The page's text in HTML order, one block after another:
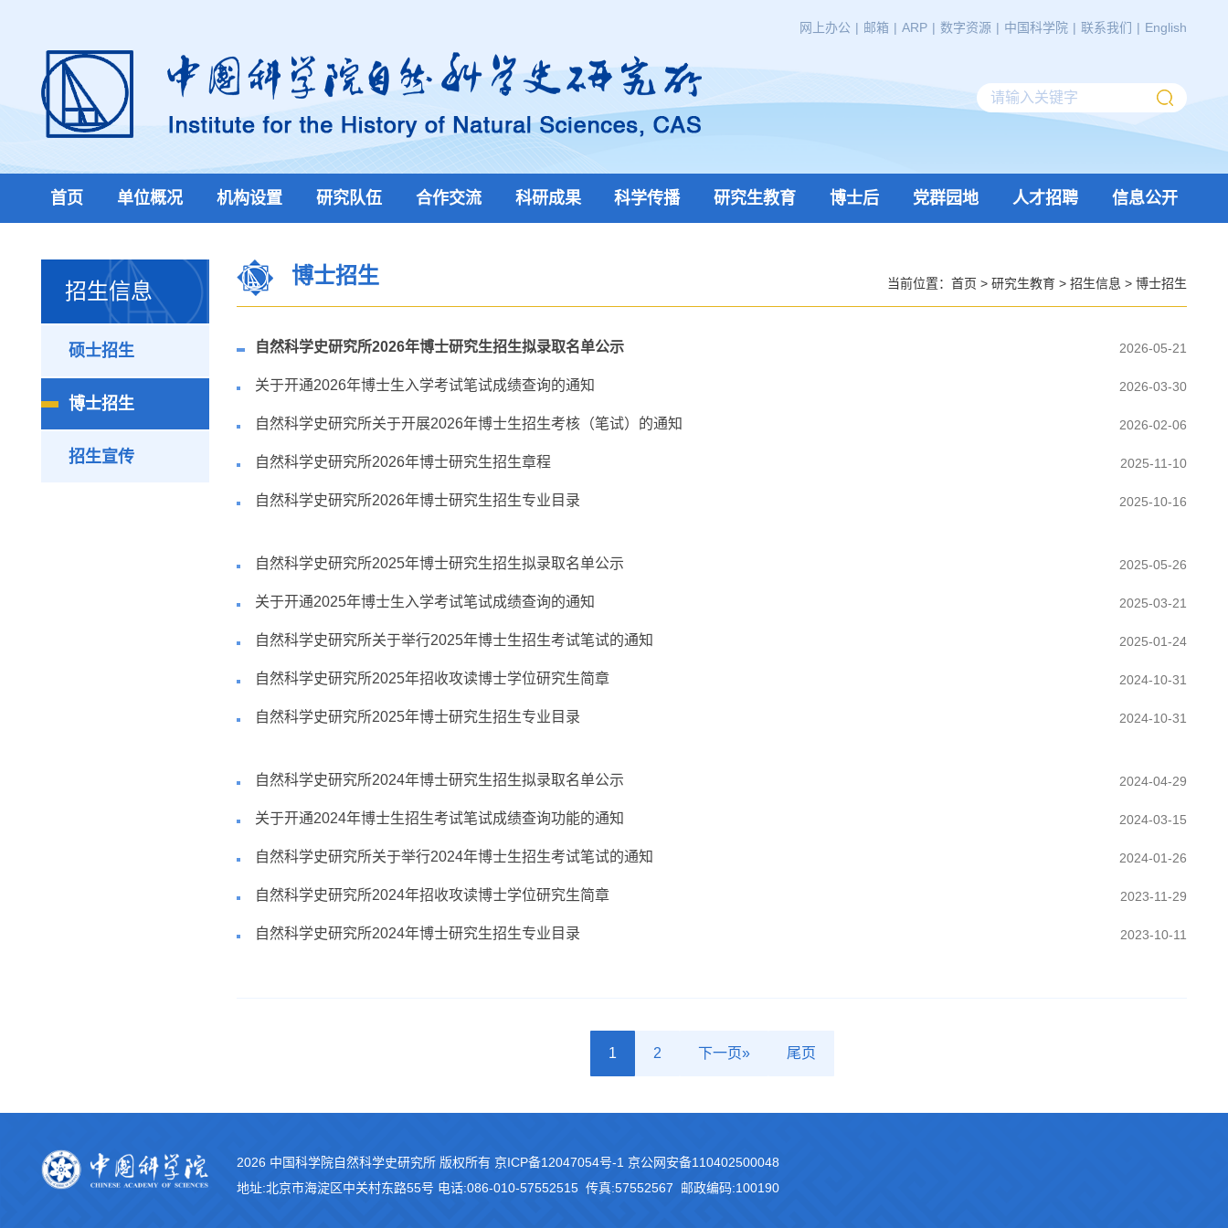
网上办公 | 邮箱 | ARP | 数字资源 | 中国科学院 | 联系我们 | English
首页 单位概况 机构设置 研究队伍 合作交流 科研成果 科学传播 研究生教育 博士后 党群园地 人才招聘 信息公开
招生信息
硕士招生
博士招生
招生宣传
博士招生 当前位置： 首页 > 研究生教育 > 招生信息 > 博士招生
自然科学史研究所2026年博士研究生招生拟录取名单公示 2026-05-21
关于开通2026年博士生入学考试笔试成绩查询的通知 2026-03-30
自然科学史研究所关于开展2026年博士生招生考核（笔试）的通知 2026-02-06
自然科学史研究所2026年博士研究生招生章程 2025-11-10
自然科学史研究所2026年博士研究生招生专业目录 2025-10-16
自然科学史研究所2025年博士研究生招生拟录取名单公示 2025-05-26
关于开通2025年博士生入学考试笔试成绩查询的通知 2025-03-21
自然科学史研究所关于举行2025年博士生招生考试笔试的通知 2025-01-24
自然科学史研究所2025年招收攻读博士学位研究生简章 2024-10-31
自然科学史研究所2025年博士研究生招生专业目录 2024-10-31
自然科学史研究所2024年博士研究生招生拟录取名单公示 2024-04-29
关于开通2024年博士生招生考试笔试成绩查询功能的通知 2024-03-15
自然科学史研究所关于举行2024年博士生招生考试笔试的通知 2024-01-26
自然科学史研究所2024年招收攻读博士学位研究生简章 2023-11-29
自然科学史研究所2024年博士研究生招生专业目录 2023-10-11
1 2 下一页» 尾页
2026 中国科学院自然科学史研究所 版权所有 京ICP备12047054号-1 京公网安备110402500048
地址:北京市海淀区中关村东路55号 电话:086-010-57552515 传真:57552567 邮政编码:100190